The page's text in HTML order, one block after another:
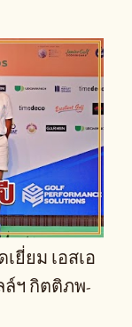
ยี่ยม เอสเอ
ฯ กิตติภพ-